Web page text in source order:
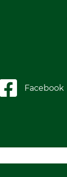
Facebook